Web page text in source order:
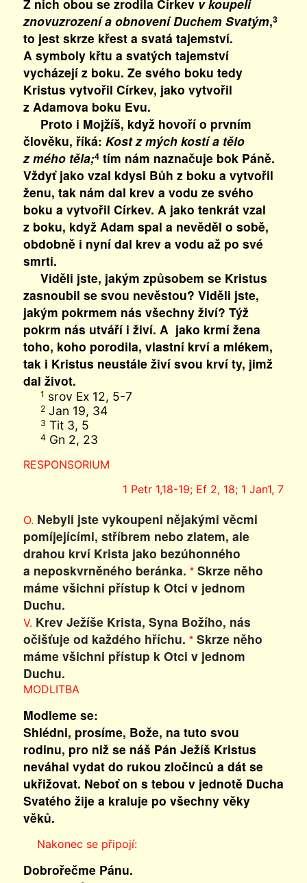
Z nich obou se zrodila Církev v koupeli
znovuzrození a obnovení Duchem Svatým,3
to jest skrze křest a svatá tajemství.
A symboly křtu a svatých tajemství
vycházejí z boku. Ze svého boku tedy
Kristus vytvořil Církev, jako vytvořil
z Adamova boku Evu.
Proto i Mojžíš, když hovoří o prvním
člověku, říká: Kost z mých kostí a tělo
z mého těla;4tím nám naznačuje bok Páně.
Vždyť jako vzal kdysi Bůh z boku a vytvořil
ženu, tak nám dal krev a vodu ze svého
boku a vytvořil Církev. A jako tenkrát vzal
z boku, když Adam spal a nevěděl o sobě,
obdobně i nyní dal krev a vodu až po své
smrti.
Viděli jste, jakým způsobem se Kristus
zasnoubil se svou nevěstou? Viděli jste,
jakým pokrmem nás všechny živí? Týž
pokrm nás utváří i živí. A jako krmí žena
toho, koho porodila, vlastní krví a mlékem,
tak i Kristus neustále živí svou krví ty, jimž
dal život.
1 srov Ex 12, 5-7
2Jan 19, 34
3 Tit 3, 5
4Gn 2, 23
RESPONSORIUM
1 Petr 1,18-19; Ef 2, 18; 1 Jan1, 7
O. Nebyli jste vykoupeni nějakými věcmi
pomíjejícími, stříbrem nebo zlatem, ale
drahou krví Krista jako bezúhonného
a neposkvrněného beránka. *Skrze něho
máme všichni přístup k Otci v jednom
Duchu.
V. Krev Ježíše Krista, Syna Božího, nás
očišťuje od každého hříchu. *Skrze něho
máme všichni přístup k Otci v jednom
Duchu.
MODLITBA
Modleme se:
Shlédni, prosíme, Bože, na tuto svou
rodinu, pro niž se náš Pán Ježíš Kristus
neváhal vydat do rukou zločinců a dát se
ukřižovat. Neboť on s tebou v jednotě Ducha
Svatého žije a kraluje po všechny věky
věků.
Nakonec se připojí:
Dobrořečme Pánu.